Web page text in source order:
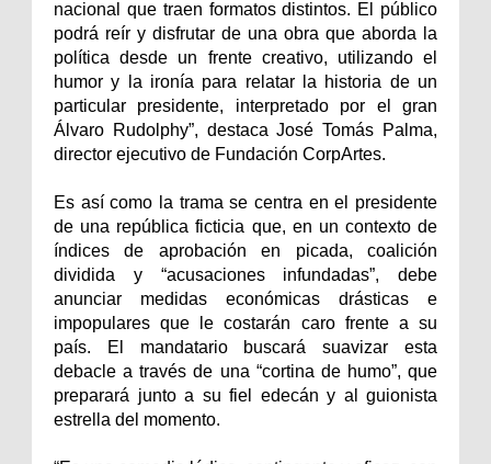
nacional que traen formatos distintos. El público
podrá reír y disfrutar de una obra que aborda la
política desde un frente creativo, utilizando el
humor y la ironía para relatar la historia de un
particular presidente, interpretado por el gran
Álvaro Rudolphy”, destaca José Tomás Palma,
director ejecutivo de Fundación CorpArtes.
Es así como la trama se centra en el presidente
de una república ficticia que, en un contexto de
índices de aprobación en picada, coalición
dividida y “acusaciones infundadas”, debe
anunciar medidas económicas drásticas e
impopulares que le costarán caro frente a su
país. El mandatario buscará suavizar esta
debacle a través de una “cortina de humo”, que
preparará junto a su fiel edecán y al guionista
estrella del momento.